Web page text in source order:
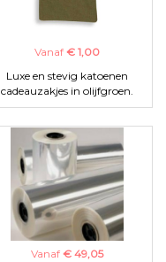
Vanaf € 1,00
Luxe en stevig katoenen
cadeauzakjes in olijfgroen.
Vanaf € 49,05